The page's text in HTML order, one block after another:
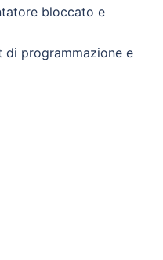
bloccato e
di programmazione e